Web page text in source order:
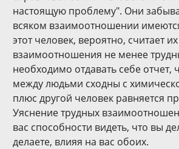
настоящую проблему". Они
всяком взаимоотношении
этот человек, вероятно, считает их
взаимоотношения не менее
необходимо отдавать себе отчет,
между людьми сходны с
плюс другой человек равняется
Уяснение трудных
вас способности видеть, что вы
делаете, влияя на вас обоих.